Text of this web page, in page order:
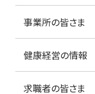
事業所の皆さま
健康経営の情報
求職者の皆さま